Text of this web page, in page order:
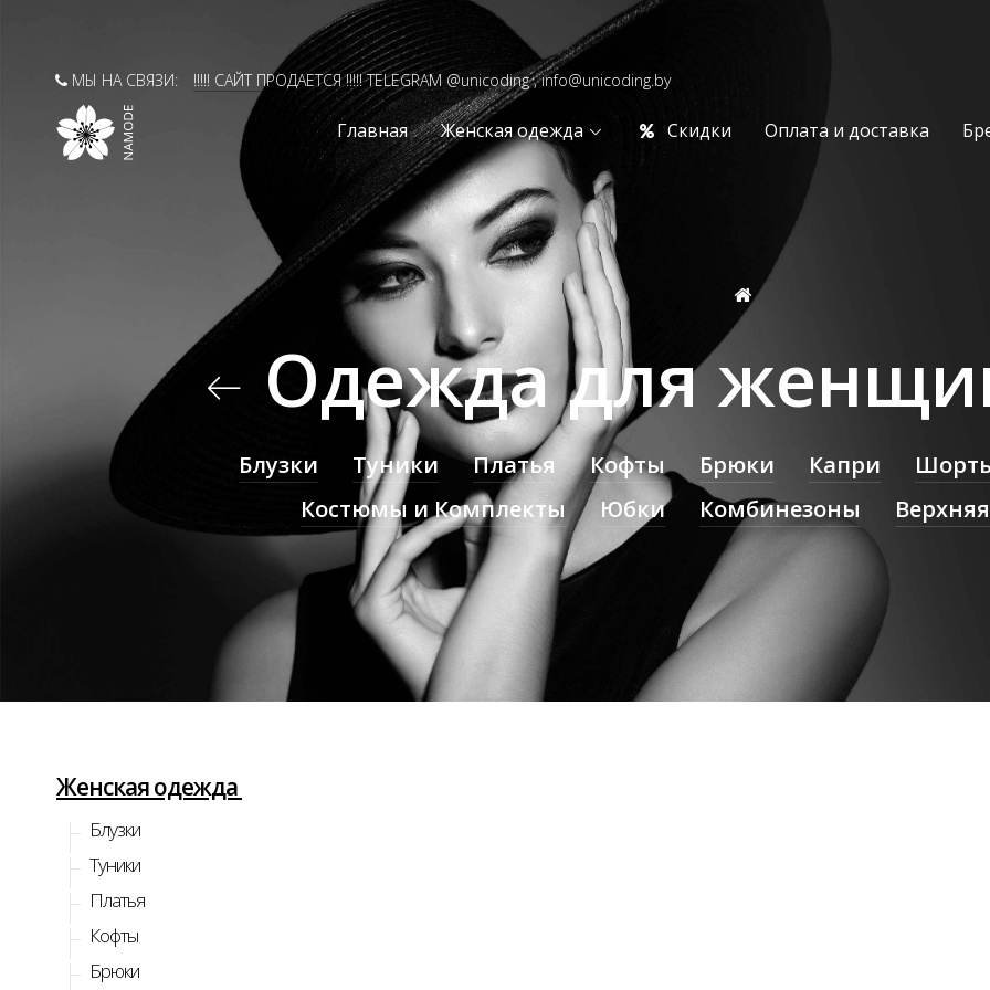
МЫ НА СВЯЗИ: !!!!! САЙТ ПРОДАЕТСЯ !!!!! TELEGRAM @unicoding , info@unicoding.by
Главная Женская одежда Скидки Оплата и доставка
Одежда для
Блузки Туники Платья Кофты Брюки Капри
Костюмы и Комплекты
Юбки Комбинезоны
Женская одежда
Блузки
Туники
Платья
Кофты
Брюки